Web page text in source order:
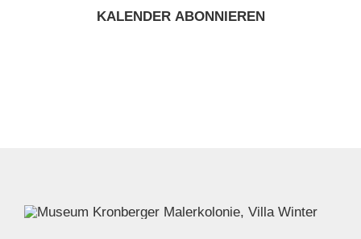
KALENDER ABONNIEREN